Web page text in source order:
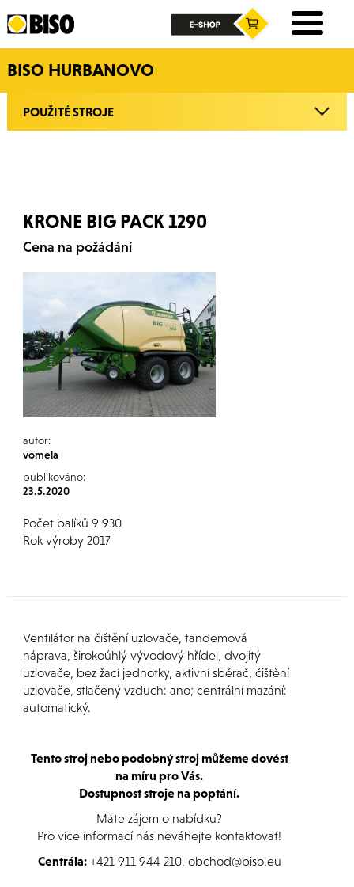
BISO HURBANOVO
POUŽITÉ STROJE
KRONE BIG PACK 1290
Cena na požádání
autor:
vomela
publikováno:
23.5.2020
Počet balíků 9 930
Rok výroby 2017
Ventilátor na čištění uzlovače, tandemová
náprava, širokoúhlý vývodový hřídel, dvojitý
uzlovače, bez žací jednotky, aktivní sběrač, čištění
uzlovače, stlačený vzduch: ano; centrální mazání:
automatický.
Tento stroj nebo podobný stroj můžeme dovést
na míru pro Vás.
Dostupnost stroje na poptání.
Máte zájem o nabídku?
Pro více informací nás neváhejte kontaktovat!
Centrála:+421 911 944 210, obchod@biso.eu